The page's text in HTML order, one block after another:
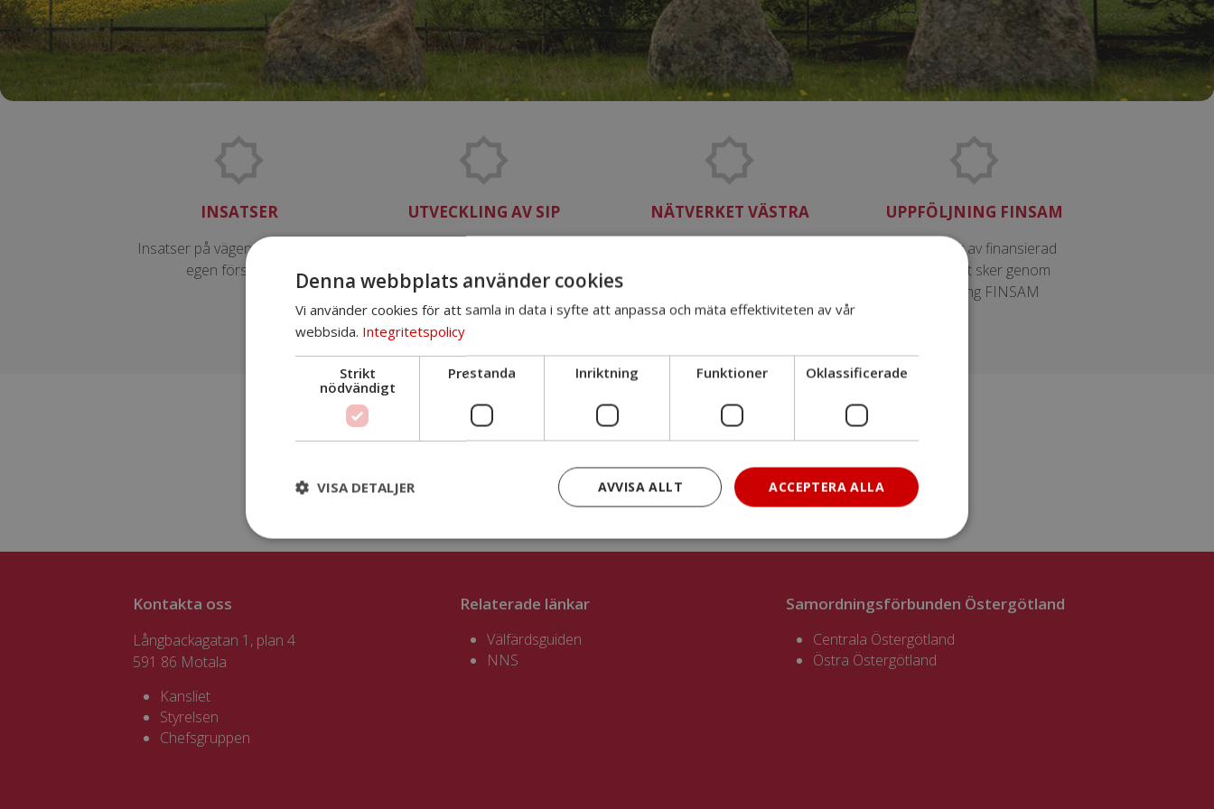
INSATSER
Insatser på vägen till arbete och
egen försörjning.
UTVECKLING AV SIP
Östergötland erbjuder
medlemmarna utbildning inom
SIP.
NÄTVERKET VÄSTRA UPPFÖLJNING FINSAM
Uppföljning av finansierad
verksamhet sker genom
Uppföljning FINSAM
Kontakta oss
Långbackagatan 1, plan 4
591 86 Motala
Kansliet
Styrelsen
Chefsgruppen
Relaterade länkar
Välfärdsguiden
NNS
Samordningsförbunden Östergötland
Centrala Östergötland
Östra Östergötland
Denna webbplats använder cookies
Vi använder cookies för att samla in data i syfte att anpassa och mäta effektiviteten av vår
webbsida. Integritetspolicy
Strikt
nödvändigt
Prestanda Inriktning Funktioner Oklassificerade
ACCEPTERA ALLA
AVVISA ALLT
VISA DETALJER